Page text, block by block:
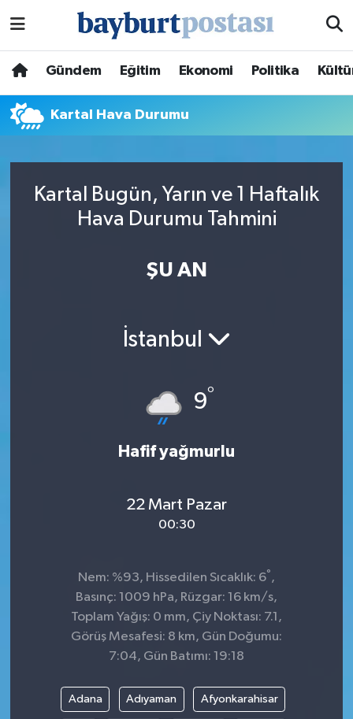
Gündem Eğitim Ekonomi Politika
Kartal Hava Durumu
Kartal Bugün, Yarın ve 1 Haftalık
Hava Durumu Tahmini
ŞU AN
İstanbul
9°
Hafif yağmurlu
22 Mart Pazar
00:30
Nem: %93, Hissedilen Sıcaklık: 6° ,
Basınç: 1009 hPa, Rüzgar: 16 km/s,
Toplam Yağış: 0 mm, Çiy Noktası: 7.1,
Görüş Mesafesi: 8 km, Gün Doğumu:
7:04, Gün Batımı: 19:18
Adana Adıyaman Afyonkarahisar
Hava Durumu
Süper Lig Puan Durumu ve Fikstür